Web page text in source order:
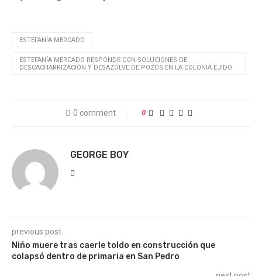
ESTEFANÍA MERCADO
ESTEFANÍA MERCADO RESPONDE CON SOLUCIONES DE
DESCACHARRIZACIÓN Y DESAZOLVE DE POZOS EN LA COLONIA EJIDO
0 comment 0
GEORGE BOY
previous post
Niño muere tras caerle toldo en construcción que
colapsó dentro de primaria en San Pedro